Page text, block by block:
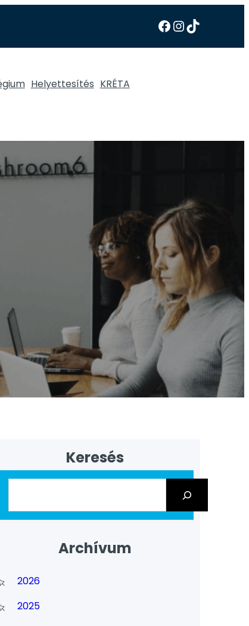
Helyettesítés KRÉTA
Keresés
Archívum
2026
2025